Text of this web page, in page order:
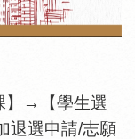
】→【學生選
退選申請/志願